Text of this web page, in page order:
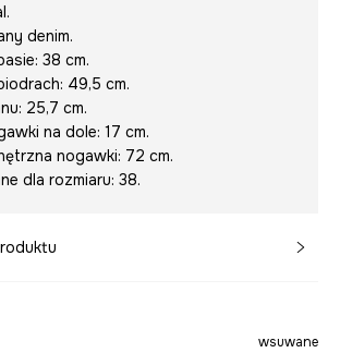
denim.
38 cm.
49,5 cm.
25,7 cm.
na dole: 17 cm.
nogawki: 72 cm.
dla rozmiaru: 38.
wsuwane